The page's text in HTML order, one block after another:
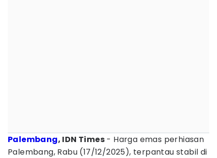
Palembang, IDN Times - Harga emas perhiasan
Palembang, Rabu (17/12/2025), terpantau stabil di